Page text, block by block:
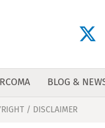
BLOG &
/ DISCLAIMER